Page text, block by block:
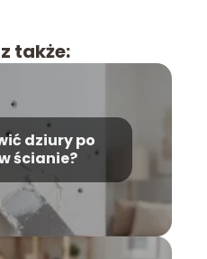
także:
dziury po
ścianie?